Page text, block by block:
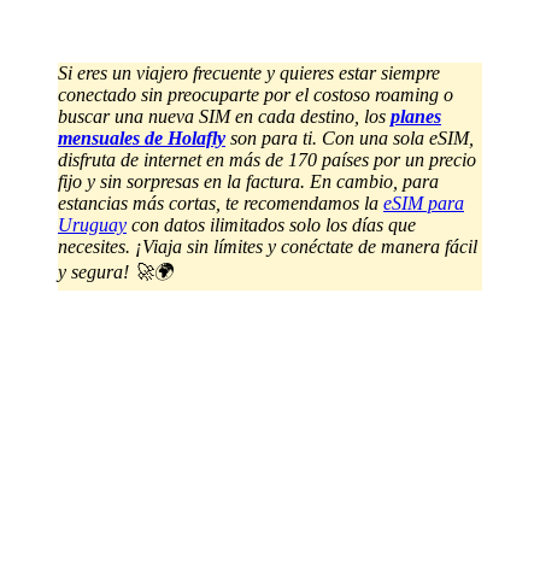
Si eres un viajero frecuente y quieres estar siempre
conectado sin preocuparte por el costoso roaming o
buscar una nueva SIM en cada destino, los planes
mensuales de Holafly son para ti. Con una sola eSIM,
disfruta de internet en más de 170 países por un precio
fijo y sin sorpresas en la factura. En cambio, para
estancias más cortas, te recomendamos la eSIM para
Uruguay con datos ilimitados solo los días que
necesites. ¡Viaja sin límites y conéctate de manera fácil
y segura! 🚀🌍